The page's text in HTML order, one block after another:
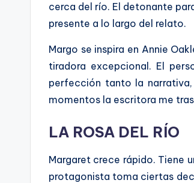
cerca del río. El detonante
presente a lo largo del relato.
Margo se inspira en Annie
tiradora excepcional. El
perfección tanto la
momentos la escritora me
LA ROSA DEL RÍO
Margaret crece rápido. Tiene
protagonista toma ciertas